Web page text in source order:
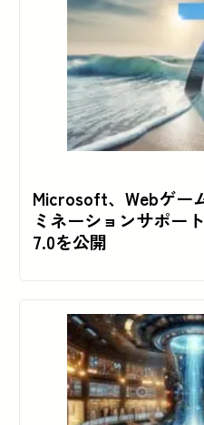
Microsoft、Webゲー
ミネーションサポー
7.0を公開